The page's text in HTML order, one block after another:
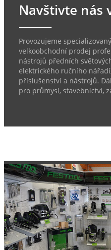
Navštivte nás
Provozujeme
velkoobchodní prodej
nástrojů předních
elektrického ručního
příslušenství a nástrojů.
pro průmysl, stavebnictví,